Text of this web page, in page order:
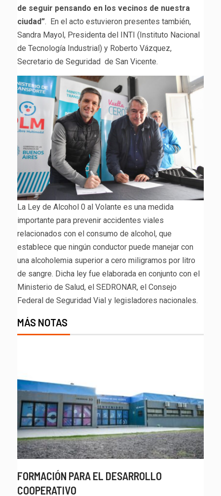
de seguir pensando en los vecinos de nuestra
ciudad”. En el acto estuvieron presentes también,
Sandra Mayol, Presidenta del INTI (Instituto Nacional
de Tecnología Industrial) y Roberto Vázquez,
Secretario de Seguridad de San Vicente.
La Ley de Alcohol 0 al Volante es una medida
importante para prevenir accidentes viales
relacionados con el consumo de alcohol, que
establece que ningún conductor puede manejar con
una alcoholemia superior a cero miligramos por litro
de sangre. Dicha ley fue elaborada en conjunto con el
Ministerio de Salud, el SEDRONAR, el Consejo
Federal de Seguridad Vial y legisladores nacionales.
MÁS NOTAS
FORMACIÓN PARA EL DESARROLLO
COOPERATIVO